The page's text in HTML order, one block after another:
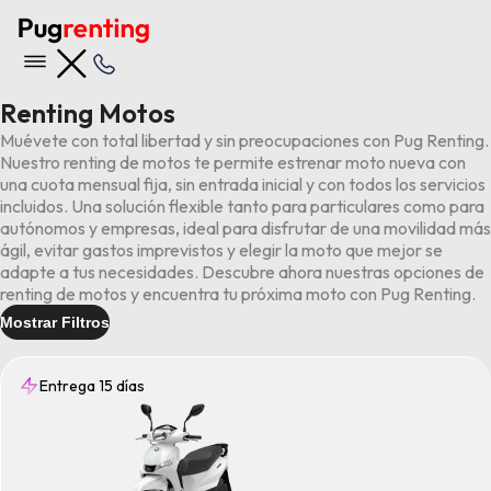
Renting Motos
Muévete con total libertad y sin preocupaciones con Pug Renting.
Nuestro renting de motos te permite estrenar moto nueva con
una cuota mensual fija, sin entrada inicial y con todos los servicios
incluidos. Una solución flexible tanto para particulares como para
autónomos y empresas, ideal para disfrutar de una movilidad más
ágil, evitar gastos imprevistos y elegir la moto que mejor se
adapte a tus necesidades. Descubre ahora nuestras opciones de
renting de motos y encuentra tu próxima moto con Pug Renting.
Mostrar Filtros
Entrega 15 días